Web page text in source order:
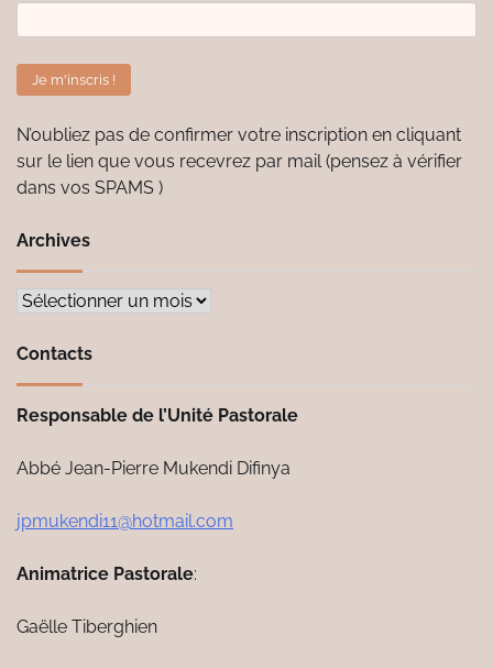
N’oubliez pas de confirmer votre inscription en cliquant
sur le lien que vous recevrez par mail (pensez à vérifier
dans vos SPAMS )
Archives
Archives
Contacts
Responsable de l’Unité Pastorale
Abbé Jean-Pierre Mukendi Difinya
jpmukendi11@hotmail.com
Animatrice Pastorale:
Gaëlle Tiberghien